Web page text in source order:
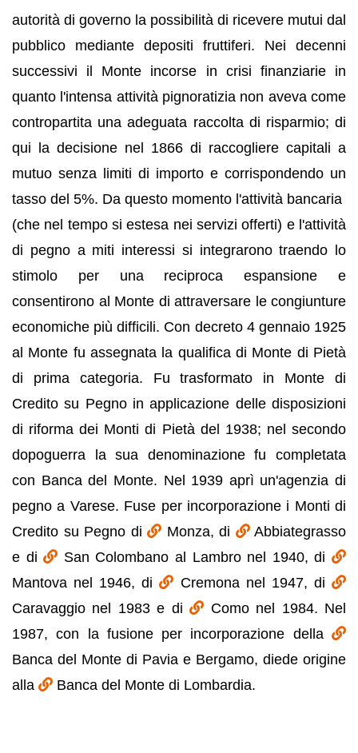
autorità di governo la possibilità di ricevere mutui dal
pubblico mediante depositi fruttiferi. Nei decenni
successivi il Monte incorse in crisi finanziarie in
quanto l'intensa attività pignoratizia non aveva come
contropartita una adeguata raccolta di risparmio; di
qui la decisione nel 1866 di raccogliere capitali a
mutuo senza limiti di importo e corrispondendo un
tasso del 5%. Da questo momento l'attività bancaria
(che nel tempo si estesa nei servizi offerti) e l'attività
di pegno a miti interessi si integrarono traendo lo
stimolo per una reciproca espansione e
consentirono al Monte di attraversare le congiunture
economiche più difficili. Con decreto 4 gennaio 1925
al Monte fu assegnata la qualifica di Monte di Pietà
di prima categoria. Fu trasformato in Monte di
Credito su Pegno in applicazione delle disposizioni
di riforma dei Monti di Pietà del 1938; nel secondo
dopoguerra la sua denominazione fu completata
con Banca del Monte. Nel 1939 aprì un'agenzia di
pegno a Varese. Fuse per incorporazione i Monti di
Credito su Pegno di
Monza, di
Abbiategrasso
e di
San Colombano al Lambro nel 1940, di
Mantova nel 1946, di
Cremona nel 1947, di
Caravaggio nel 1983 e di
Como nel 1984. Nel
1987, con la fusione per incorporazione della
Banca del Monte di Pavia e Bergamo, diede origine
alla
Banca del Monte di Lombardia.